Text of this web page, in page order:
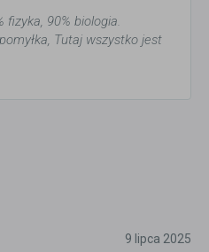
fizyka, 90% biologia.
Tutaj wszystko jest
9 lipca 2025